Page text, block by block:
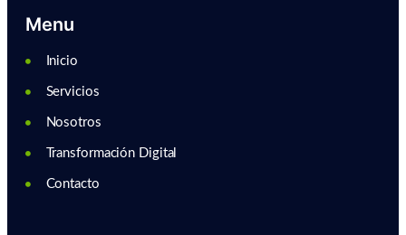
Menu
Inicio
Servicios
Nosotros
Transformación Digital
Contacto